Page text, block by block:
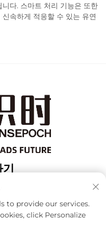
다. 스마트 처리 기능은 또한
속하게 적응할 수 있는 유연
기
3번 건물
to provide our services.
click Personalize